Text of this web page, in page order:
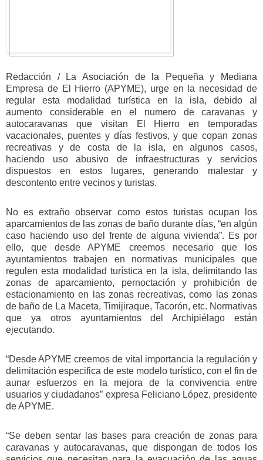
Redacción / La Asociación de la Pequeña y Mediana
Empresa de El Hierro (APYME), urge en la necesidad de
regular esta modalidad turística en la isla, debido al
aumento considerable en el numero de caravanas y
autocaravanas que visitan El Hierro en temporadas
vacacionales, puentes y días festivos, y que copan zonas
recreativas y de costa de la isla, en algunos casos,
haciendo uso abusivo de infraestructuras y servicios
dispuestos en estos lugares, generando malestar y
descontento entre vecinos y turistas.
No es extraño observar como estos turistas ocupan los
aparcamientos de las zonas de baño durante días, “en algún
caso haciendo uso del frente de alguna vivienda”. Es por
ello, que desde APYME creemos necesario que los
ayuntamientos trabajen en normativas municipales que
regulen esta modalidad turística en la isla, delimitando las
zonas de aparcamiento, pernoctación y prohibición de
estacionamiento en las zonas recreativas, como las zonas
de baño de La Maceta, Timijiraque, Tacorón, etc. Normativas
que ya otros ayuntamientos del Archipiélago están
ejecutando.
“Desde APYME creemos de vital importancia la regulación y
delimitación especifica de este modelo turístico, con el fin de
aunar esfuerzos en la mejora de la convivencia entre
usuarios y ciudadanos” expresa Feliciano López, presidente
de APYME.
“Se deben sentar las bases para creación de zonas para
caravanas y autocaravanas, que dispongan de todos los